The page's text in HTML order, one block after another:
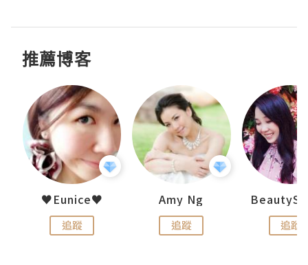
推薦博客
♥Eunice♥
追蹤
Amy Ng
追蹤 追蹤